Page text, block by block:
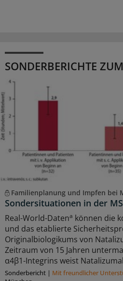
SONDERBERICHTE
Familienplanung und Impfen bei
Sondersituationen in der
Real-World-Datena können die
und das etablierte
Originalbiologikums von
Zeitraum von 15 Jahren
α4β1-Integrins weist
Sonderbericht | Mit freundlicher